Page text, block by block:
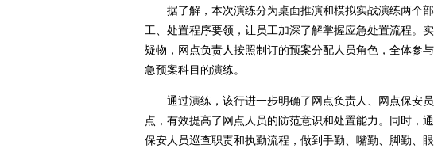
据了解，本次演练分为桌面推演和模拟实战演练两个部
工、处置程序要领，让员工加深了解掌握应急处置流程。
疑物，网点负责人按照制订的预案分配人员角色，全体参
急预案科目的演练。
通过演练，该行进一步明确了网点负责人、网点保安员
点，有效提高了网点人员的防范意识和处置能力。同时，
保安人员巡查职责和执勤流程，做到手勤、嘴勤、脚勤、